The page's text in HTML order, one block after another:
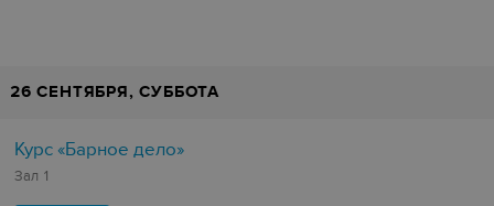
26 СЕНТЯБРЯ, СУББОТА
Курс «Барное дело»
Зал 1